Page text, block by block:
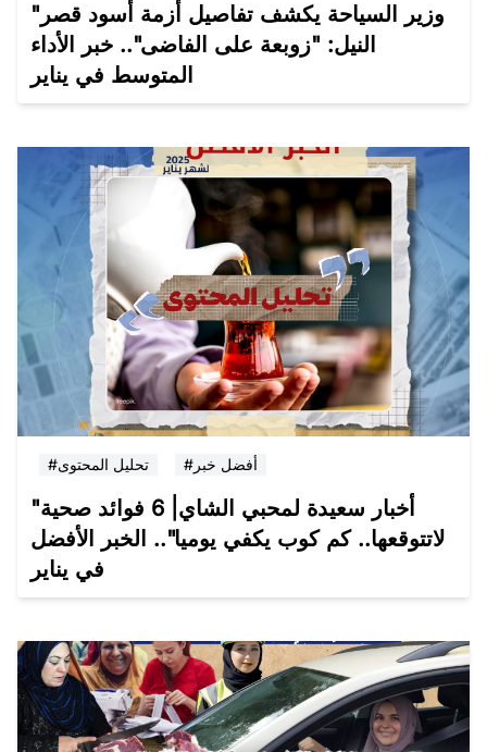
"وزير السياحة يكشف تفاصيل أزمة أسود قصر
النيل: "زوبعة على الفاضى".. خبر الأداء
المتوسط في يناير
#تحليل المحتوى #أفضل خبر
"أخبار سعيدة لمحبي الشاي| 6 فوائد صحية
لاتتوقعها.. كم كوب يكفي يوميا".. الخبر الأفضل
في يناير